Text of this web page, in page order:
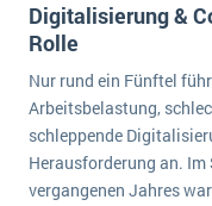
ERP-Trends in der
Digitalisierung &
Rolle
Nur rund ein Fünftel
Arbeitsbelastung,
schleppende
Herausforderung an.
vergangenen Jahres